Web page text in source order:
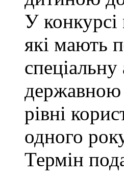
У
які мають
державною
рівні
одного
Термін